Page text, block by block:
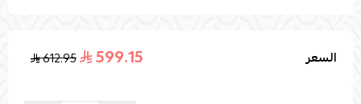
اسحب و افلت الملف هنا
السعر 599.15
612.95